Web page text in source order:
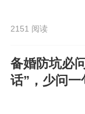
2151 阅读
备婚防坑必
话”，少问